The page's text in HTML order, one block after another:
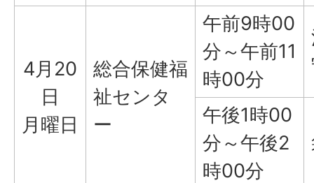
4月20
日
月曜日
総合保健福
祉センタ
ー
午前9時00
分～午前11
時00分
午後1時00
分～午後2
時00分